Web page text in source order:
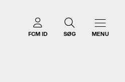
FCM ID SØG MENU